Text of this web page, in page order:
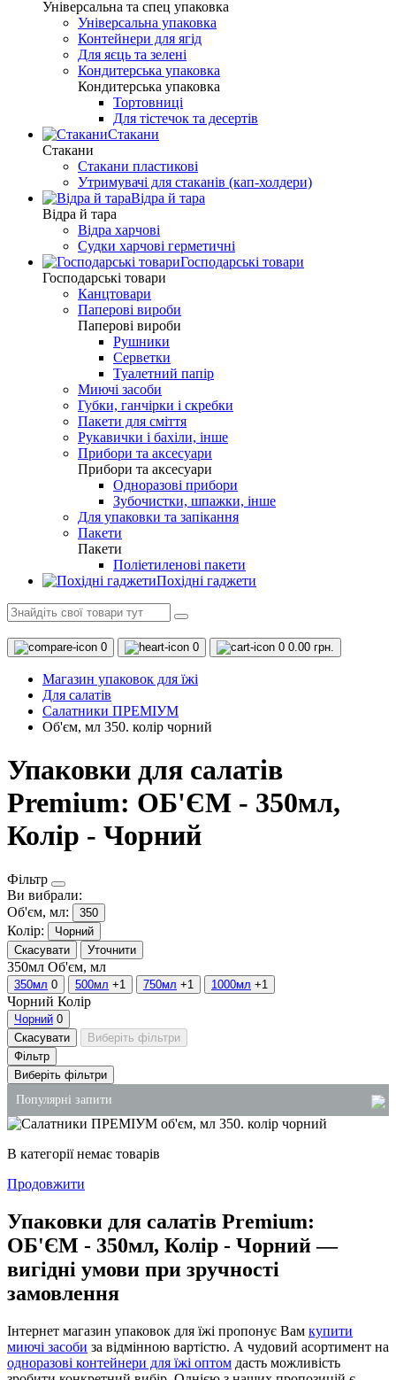
Універсальна та спец упаковка
Універсальна упаковка
Контейнери для ягід
Для яєць та зелені
Кондитерська упаковка
Кондитерська упаковка
Тортовниці
Для тістечок та десертів
Стакани
Стакани
Стакани пластикові
Утримувачі для стаканів (кап-холдери)
Відра й тара
Відра й тара
Відра харчові
Судки харчові герметичні
Господарські товари
Господарські товари
Канцтовари
Паперові вироби
Паперові вироби
Рушники
Серветки
Туалетний папір
Миючі засоби
Губки, ганчірки і скребки
Пакети для сміття
Рукавички і бахіли, інше
Прибори та аксесуари
Прибори та аксесуари
Одноразові прибори
Зубочистки, шпажки, інше
Для упаковки та запікання
Пакети
Пакети
Поліетиленові пакети
Похідні гаджети
0 0 0 0.00 грн.
Магазин упаковок для їжі
Для салатів
Салатники ПРЕМІУМ
Об'єм, мл 350. колір чорний
Упаковки для салатів
Premium: ОБ'ЄМ - 350мл,
Колір - Чорний
Фільтр
Ви вибрали:
Об'єм, мл:
350
Колір:
Чорний
Скасувати
Уточнити
350мл Об'єм, мл
350мл 0 500мл +1 750мл +1 1000мл +1
Чорний Колір
Чорний 0
Скасувати
Виберіть фільтри
Фільтр
Виберіть фільтри
Популярні запити
купити паперові пакети оптом київ
рідке мило 5 літрів ціна
засіб для унітаза ціна
контейнер одноразовий харчовий
пластикові контейнери для тортів
В категорії немає товарів
Продовжити
Упаковки для салатів Premium:
ОБ'ЄМ - 350мл, Колір - Чорний —
вигідні умови при зручності
замовлення
Інтернет магазин упаковок для їжі пропонує Вам купити
миючі засоби за відмінною вартістю. А чудовий асортимент на
одноразові контейнери для їжі оптом дасть можливість